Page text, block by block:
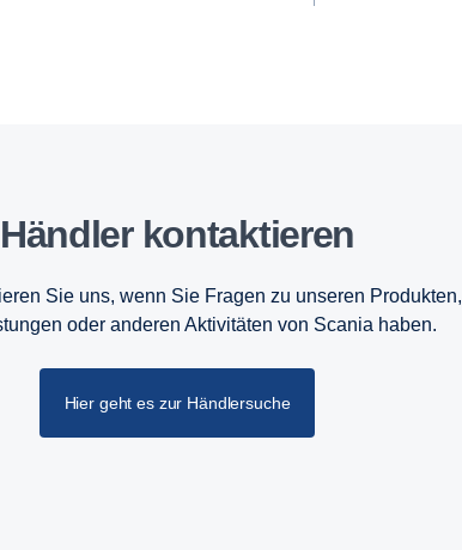
Händler kontak­tieren
Sie uns, wenn Sie Fragen zu unseren Produkten,
oder anderen Aktivitäten von Scania haben.
Hier geht es zur Händlersuche